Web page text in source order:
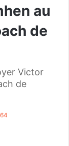
au
de
Victor
de